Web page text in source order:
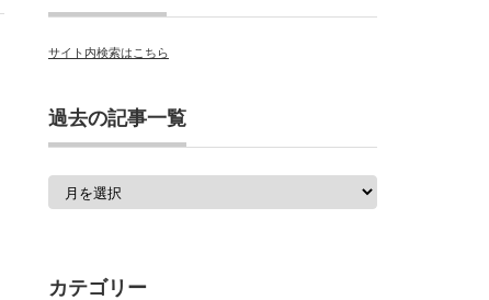
サイト内検索はこちら
過去の記事一覧
過
覧
カテゴリー